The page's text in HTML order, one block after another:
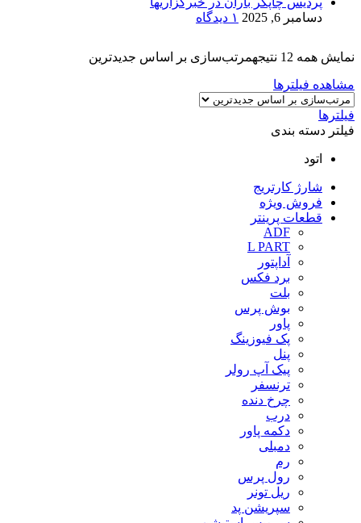
دسامبر 6, 2025
۱ دیدگاه
نمایش همه 12 نتیجه
مرتب‌سازی بر اساس جدیدترین
مشاهده فیلترها
فیلترها
فیلتر دسته بندی
اتود
شارژ کارتریج
فروش ویژه
قطعات پرینتر
ADF
L PART
آداپتور
برد فکس
بلت
بوش پرس
پاور
پک فیوزینگ
پنل
پیک آپ رولر
ترنسفر
چرخ دنده
درب
دکمه پاور
دمبلی
رم
رول پرس
ریل تونر
سپریشن پد